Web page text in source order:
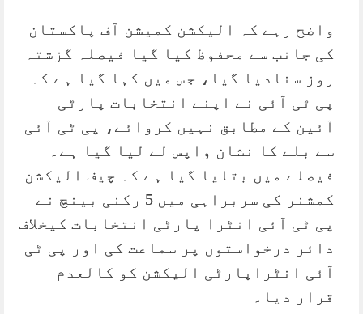
واضح رہے کہ الیکشن کمیشن آف پاکستان
کی جانب سے محفوظ کیا گیا فیصلہ گزشتہ
روز سنادیا گیا، جس میں کہا گیا ہے کہ
پی ٹی آئی نے اپنے انتخابات پارٹی
آئین کے مطابق نہیں کروائے، پی ٹی آئی
سے بلے کا نشان واپس لے لیا گیا ہے۔
فیصلے میں بتایا گیا ہے کہ چیف الیکشن
کمشنر کی سربراہی میں 5 رکنی بینچ نے
پی ٹی آئی انٹرا پارٹی انتخابات کیخلاف
دائر درخواستوں پر سماعت کی اور پی ٹی
آئی انٹراپارٹی الیکشن کو کالعدم
قرار دیا۔